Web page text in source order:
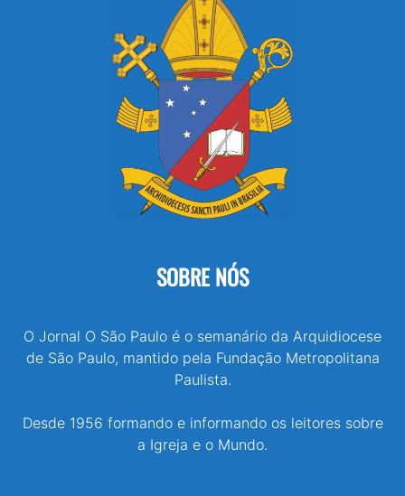
SOBRE NÓS
O Jornal O São Paulo é o semanário da Arquidiocese
de São Paulo, mantido pela Fundação Metropolitana
Paulista.
Desde 1956 formando e informando os leitores sobre
a Igreja e o Mundo.